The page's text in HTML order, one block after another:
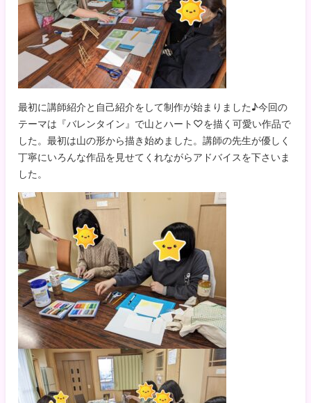
最初に講師紹介と自己紹介をして制作が始まりました♪今回の
テーマは『バレンタイン』で山とハート♡を描く可愛い作品で
した。最初は山の形から描き始めました。講師の先生が優しく
丁寧にいろんな作品を見せてくれながらアドバイスを下さいま
した。